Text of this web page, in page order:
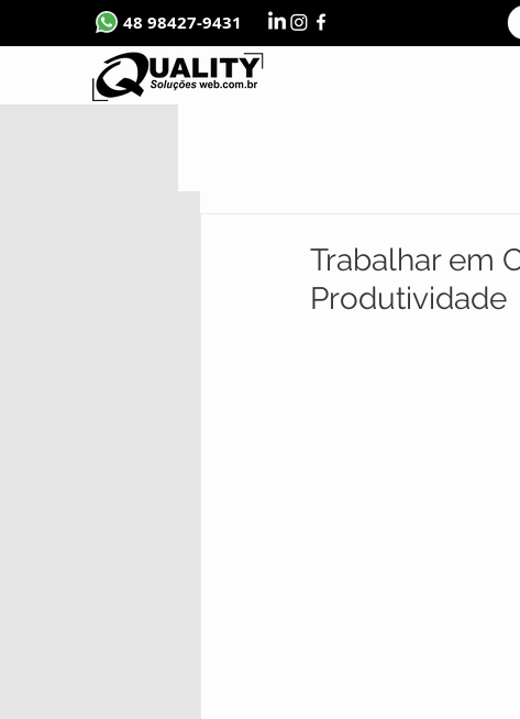
48 98427-9431
Trabalhar em
Produtividade